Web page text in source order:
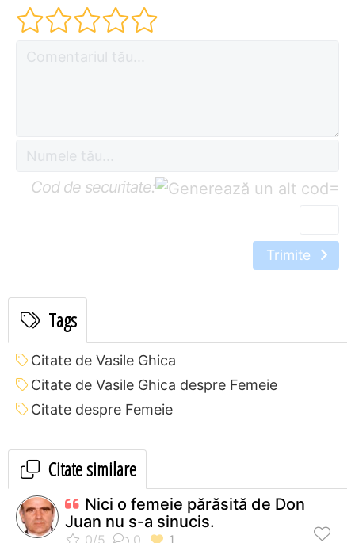
Cod de securitate: =
Trimite
Tags
Citate de Vasile Ghica
Citate de Vasile Ghica despre Femeie
Citate despre Femeie
Citate similare
Nici o femeie părăsită de Don
Juan nu s-a sinucis.